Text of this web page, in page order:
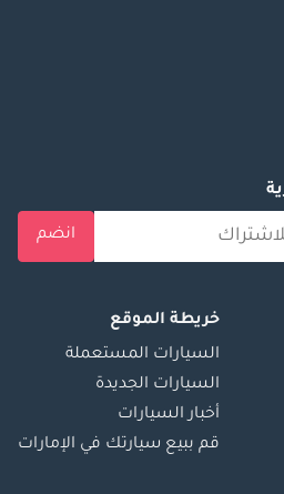
انضم
خريطة الموقع
السيارات المستعملة
السيارات الجديدة
أخبار السيارات
قم ببيع سيارتك في الإمارات